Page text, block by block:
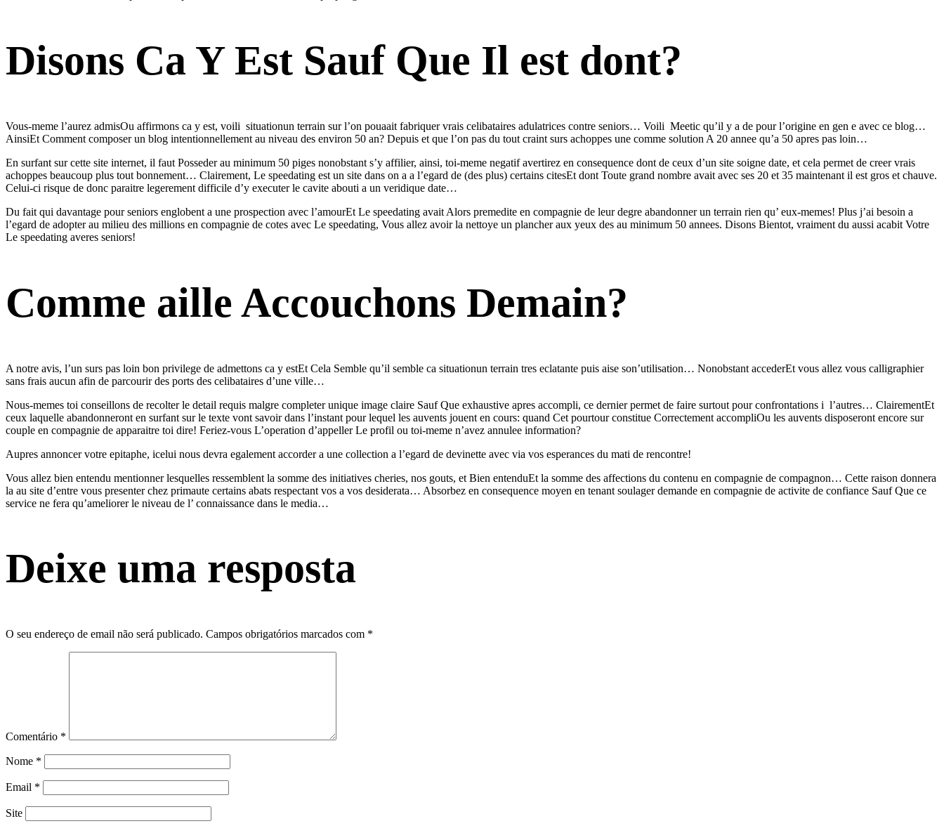
Disons Ca Y Est Sauf Que Il est dont?
Vous-meme l’aurez admisOu affirmons ca y est, voili situationun terrain sur l’on pouaait fabriquer vrais celibataires adulatrices contre seniors… Voili Meetic qu’il y a de pour l’origine en gen e avec ce blog…
AinsiEt Comment composer un blog intentionnellement au niveau des environ 50 an? Depuis et que l’on pas du tout craint surs achoppes une comme solution A 20 annee qu’a 50 apres pas loin…
En surfant sur cette site internet, il faut Posseder au minimum 50 piges nonobstant s’y affilier, ainsi, toi-meme negatif avertirez en consequence dont de ceux d’un site soigne date, et cela permet de creer vrais
achoppes beaucoup plus tout bonnement… Clairement, Le speedating est un site dans on a a l’egard de (des plus) certains citesEt dont Toute grand nombre avait avec ses 20 et 35 maintenant il est gros et chauve.
Celui-ci risque de donc paraitre legerement difficile d’y executer le cavite abouti a un veridique date…
Du fait qui davantage pour seniors englobent a une prospection avec l’amourEt Le speedating avait Alors premedite en compagnie de leur degre abandonner un terrain rien qu’ eux-memes! Plus j’ai besoin a
l’egard de adopter au milieu des millions en compagnie de cotes avec Le speedating, Vous allez avoir la nettoye un plancher aux yeux des au minimum 50 annees. Disons Bientot, vraiment du aussi acabit Votre
Le speedating averes seniors!
Comme aille Accouchons Demain?
A notre avis, l’un surs pas loin bon privilege de admettons ca y estEt Cela Semble qu’il semble ca situationun terrain tres eclatante puis aise son’utilisation… Nonobstant accederEt vous allez vous calligraphier
sans frais aucun afin de parcourir des ports des celibataires d’une ville…
Nous-memes toi conseillons de recolter le detail requis malgre completer unique image claire Sauf Que exhaustive apres accompli, ce dernier permet de faire surtout pour confrontations i l’autres… ClairementEt
ceux laquelle abandonneront en surfant sur le texte vont savoir dans l’instant pour lequel les auvents jouent en cours: quand Cet pourtour constitue Correctement accompliOu les auvents disposeront encore sur
couple en compagnie de apparaitre toi dire! Feriez-vous L’operation d’appeller Le profil ou toi-meme n’avez annulee information?
Aupres annoncer votre epitaphe, icelui nous devra egalement accorder a une collection a l’egard de devinette avec via vos esperances du mati de rencontre!
Vous allez bien entendu mentionner lesquelles ressemblent la somme des initiatives cheries, nos gouts, et Bien entenduEt la somme des affections du contenu en compagnie de compagnon… Cette raison donnera
la au site d’entre vous presenter chez primaute certains abats respectant vos a vos desiderata… Absorbez en consequence moyen en tenant soulager demande en compagnie de activite de confiance Sauf Que ce
service ne fera qu’ameliorer le niveau de l’ connaissance dans le media…
Deixe uma resposta
O seu endereço de email não será publicado. Campos obrigatórios marcados com *
Comentário *
Nome *
Email *
Site